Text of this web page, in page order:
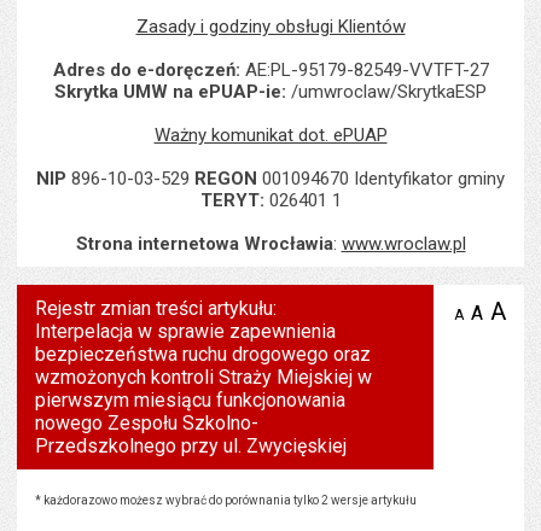
Zasady i godziny obsługi Klientów
Adres do e-doręczeń: AE:PL-95179-82549-VVTFT-27
Skrytka UMW na ePUAP-ie: /umwroclaw/SkrytkaESP
Ważny komunikat dot. ePUAP
NIP 896-10-03-529 REGON 001094670 Identyfikator gminy
TERYT: 026401 1
Strona internetowa Wrocławia: www.wroclaw.pl
Rejestr zmian treści artykułu:
Interpelacja w sprawie zapewnienia
bezpieczeństwa ruchu drogowego oraz
wzmożonych kontroli Straży Miejskiej w
pierwszym miesiącu funkcjonowania
nowego Zespołu Szkolno-
Przedszkolnego przy ul. Zwycięskiej
A zmniejsz
A A
Rejestr zmian treści artykułu: Interpelacja w sprawie zapewnienia bezpieczeństwa ruchu
* każdorazowo możesz wybrać do porównania tylko 2 wersje artykułu